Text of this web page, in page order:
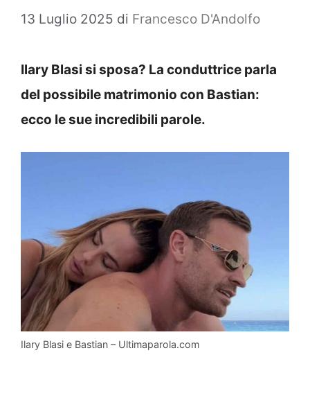
13 Luglio 2025 di Francesco D'Andolfo
Ilary Blasi si sposa? La conduttrice parla
del possibile matrimonio con Bastian:
ecco le sue incredibili parole.
Ilary Blasi e Bastian – Ultimaparola.com